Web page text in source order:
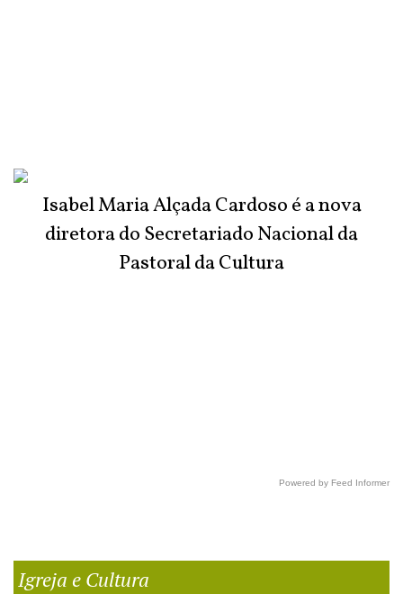
Isabel Maria Alçada Cardoso é a nova
diretora do Secretariado Nacional da
Pastoral da Cultura
Powered by Feed Informer
Igreja e Cultura